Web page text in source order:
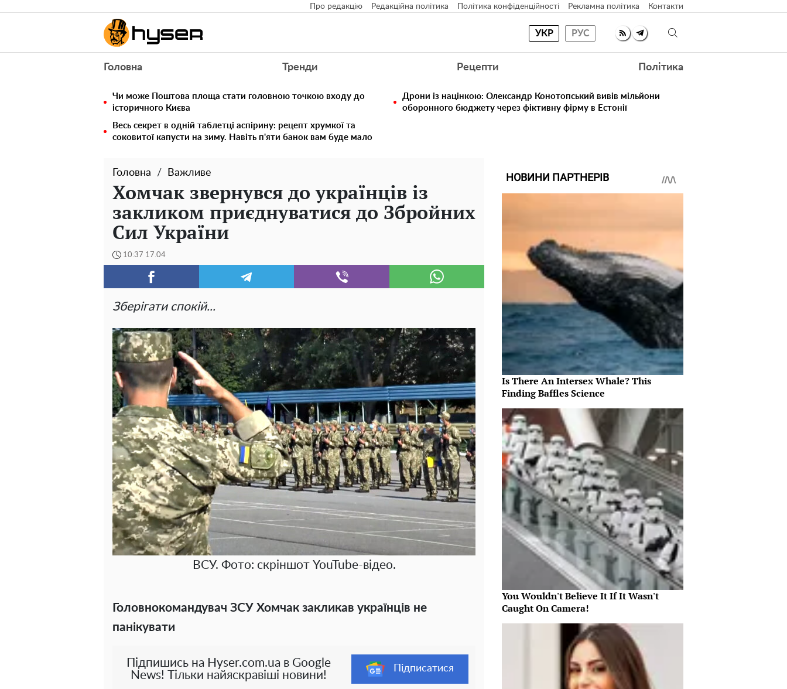
Про редакцію Редакційна політика Політика конфіденційності Рекламна політика Контакти
УКР РУС
Головна Тренди Рецепти Політика
Чи може Поштова площа стати головною точкою входу до
історичного Києва
Дрони із націнкою: Олександр Конотопський вивів мільйони
оборонного бюджету через фіктивну фірму в Естонії
Весь секрет в одній таблетці аспірину: рецепт хрумкої та
соковитої капусти на зиму. Навіть п'яти банок вам буде мало
Головна Важливе
Хомчак звернувся до українців із
закликом приєднуватися до Збройних
Сил України
10:37 17.04
Зберігати спокій...
ВСУ. Фото: скріншот YouTube-відео.
Головнокомандувач ЗСУ Хомчак закликав українців не
панікувати
Підпишись на Hyser.com.ua в Google
News! Тільки найяскравіші новини!
Підписатися
НОВИНИ ПАРТНЕРІВ
Is There An Intersex Whale? This
Finding Baffles Science
You Wouldn't Believe It If It Wasn't
Caught On Camera!